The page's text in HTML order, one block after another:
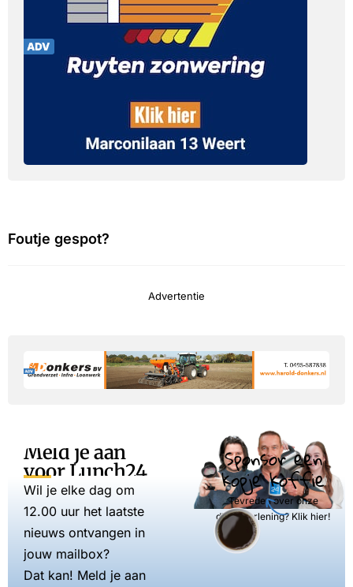
Foutje gespot?
Advertentie
Meld je aan
voor Lunch24
Wil je elke dag om
12.00 uur het laatste
nieuws ontvangen in
jouw mailbox?
Dat kan! Meld je aan
Sponsor een
kopje koffie
Tevreden over onze
dienstverlening? Klik hier!